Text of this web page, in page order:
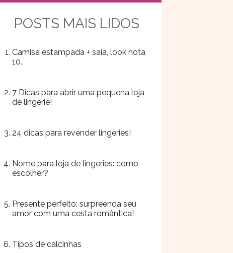
POSTS MAIS LIDOS
Camisa estampada + saia, look nota
10.
7 Dicas para abrir uma pequena loja
de lingerie!
24 dicas para revender lingeries!
Nome para loja de lingeries: como
escolher?
Presente perfeito: surpreenda seu
amor com uma cesta romântica!
Tipos de calcinhas